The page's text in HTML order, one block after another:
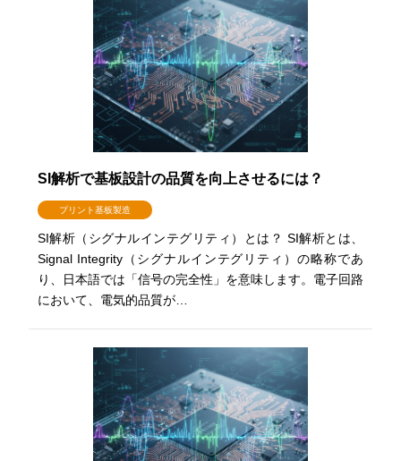
SI解析で基板設計の品質を向上させるには？
プリント基板製造
SI解析（シグナルインテグリティ）とは？ SI解析とは、
Signal Integrity（シグナルインテグリティ）の略称であ
り、日本語では「信号の完全性」を意味します。電子回路
において、電気的品質が…